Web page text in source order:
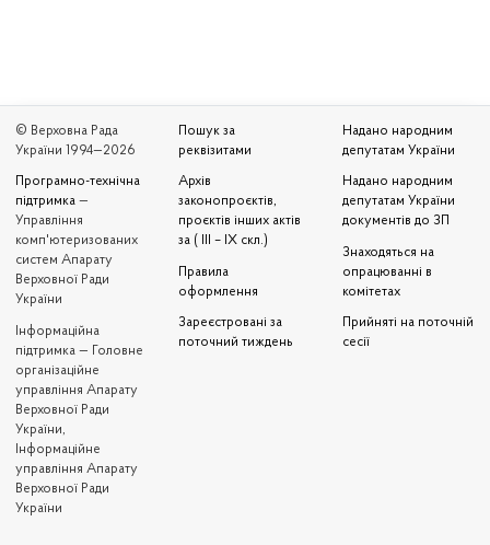
© Верховна Рада
України 1994—2026
Програмно-технічна
підтримка —
Управління
комп'ютеризованих
систем Апарату
Верховної Ради
України
Iнформаційна
підтримка — Головне
організаційне
управління Апарату
Верховної Ради
України,
Інформаційне
управління Апарату
Верховної Ради
України
Пошук за
реквізитами
Архів
законопроєктів,
проєктів інших актів
за ( III – IX скл.)
Правила
оформлення
Зареєстровані за
поточний тиждень
Надано народним
депутатам України
Надано народним
депутатам України
документів до ЗП
Знаходяться на
опрацюванні в
комітетах
Прийняті на поточній
сесії